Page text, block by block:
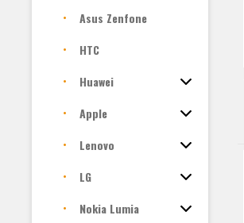
Asus Zenfone
HTC
Huawei
Apple
Lenovo
LG
Nokia Lumia